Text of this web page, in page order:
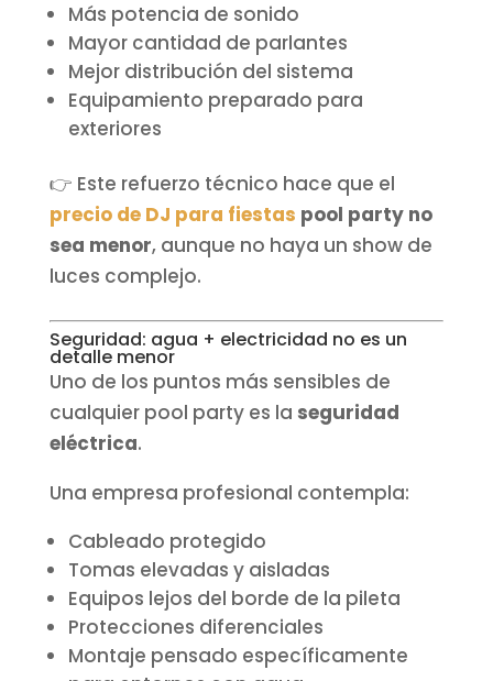
Más potencia de sonido
Mayor cantidad de parlantes
Mejor distribución del sistema
Equipamiento preparado para
exteriores
👉 Este refuerzo técnico hace que el
precio de DJ para fiestas pool party no
sea menor, aunque no haya un show de
luces complejo.
Seguridad: agua + electricidad no es un
detalle menor
Uno de los puntos más sensibles de
cualquier pool party es la seguridad
eléctrica.
Una empresa profesional contempla:
Cableado protegido
Tomas elevadas y aisladas
Equipos lejos del borde de la pileta
Protecciones diferenciales
Montaje pensado específicamente